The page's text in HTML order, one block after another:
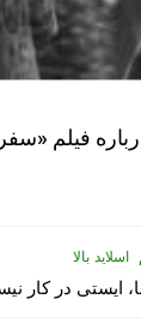
فيلم
اسلاید بالا
ایستی در کار